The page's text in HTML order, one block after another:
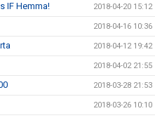
IF Hemma! 2018-04-20 15:12
2018-04-16 10:36
2018-04-12 19:42
2018-04-02 21:55
2018-03-28 21:53
2018-03-26 10:10